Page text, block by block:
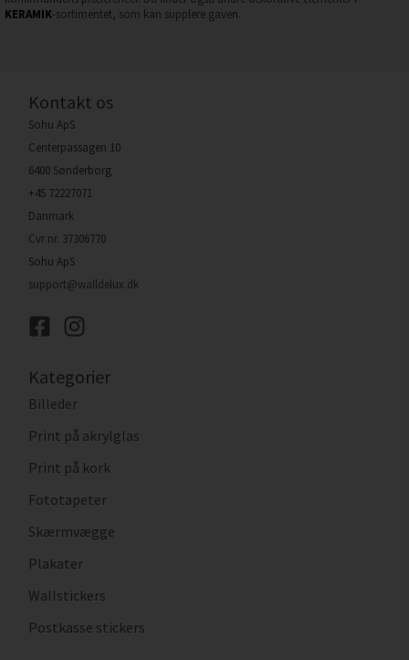
KERAMIK-sortimentet, som kan supplere gaven.
Kontakt os
Sohu ApS
Centerpassagen 10
6400 Sønderborg
+45 72227071
Danmark
Cvr nr. 37306770
Sohu ApS
support@walldelux.dk
Kategorier
Billeder
Print på akrylglas
Print på kork
Fototapeter
Skærmvægge
Plakater
Wallstickers
Postkasse stickers